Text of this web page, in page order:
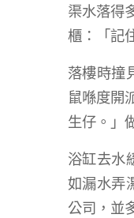
渠水落得
櫃：「記
落樓時撞
鼠喺度開
生仔。」
浴缸去水
如漏水弄
公司，並